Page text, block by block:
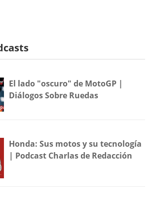
El lado "oscuro" de MotoGP |
Diálogos Sobre Ruedas
Honda: Sus motos y su tecnología
| Podcast Charlas de Redacción